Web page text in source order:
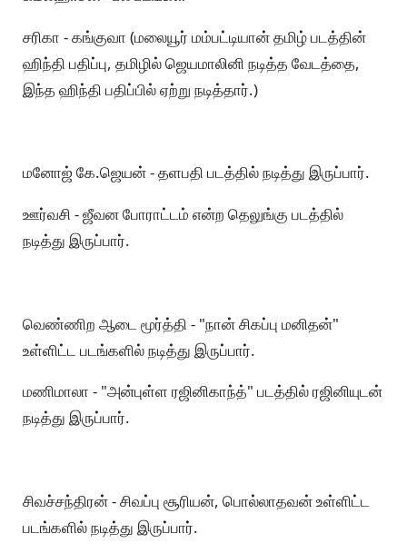
சரிகா - கங்குவா (மலையூர் மம்பட்டியான் தமிழ் படத்தின்
ஹிந்தி பதிப்பு, தமிழில் ஜெயமாலினி நடித்த வேடத்தை,
இந்த ஹிந்தி பதிப்பில் ஏற்று நடித்தார்.)
மனோஜ் கே.ஜெயன் - தளபதி படத்தில் நடித்து இருப்பார்.
ஊர்வசி - ஜீவன போராட்டம் என்ற தெலுங்கு படத்தில்
நடித்து இருப்பார்.
வெண்ணிற ஆடை மூர்த்தி - "நான் சிகப்பு மனிதன்"
உள்ளிட்ட படங்களில் நடித்து இருப்பார்.
மணிமாலா - "அன்புள்ள ரஜினிகாந்த்" படத்தில் ரஜினியுடன்
நடித்து இருப்பார்.
சிவச்சந்திரன் - சிவப்பு சூரியன், பொல்லாதவன் உள்ளிட்ட
படங்களில் நடித்து இருப்பார்.